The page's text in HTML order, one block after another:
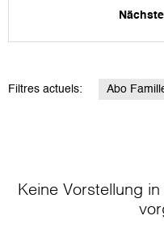
Filtres actuels: Abo
Keine Vorstellung